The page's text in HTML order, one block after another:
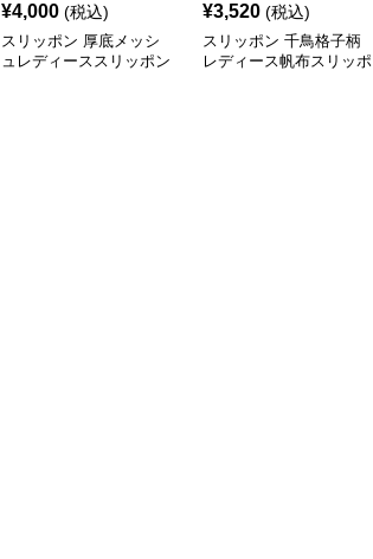
¥4,000 (税込)
スリッポン 厚底メッシ
ュレディーススリッポン
¥3,520 (税込)
スリッポン 千鳥格子柄
レディース帆布スリッポ